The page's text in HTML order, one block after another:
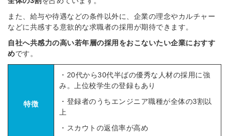
また、給与や待遇などの条件以外に、企業の理念やカルチャー
などに共感する意欲的な求職者の採用が期待できます。
自社へ共感力の高い若年層の採用をおこないたい企業におすす
めです。
特徴
・20代から30代半ばの優秀な人材の採用に強
み。上位校学生の登録もあり
・登録者のうちエンジニア職種が全体の3割以
上
・スカウトの返信率が高め